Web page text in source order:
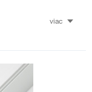
viac